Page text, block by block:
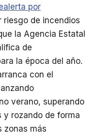
por
riesgo de incendios
la Agencia Estatal
de
la época del año.
con el
verano, superando
y rozando de forma
zonas más